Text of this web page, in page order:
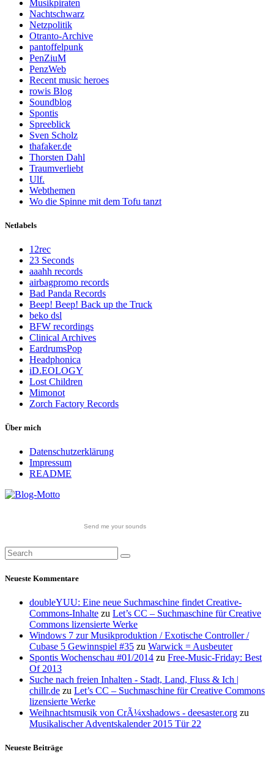
Musikpiraten
Nachtschwarz
Netzpolitik
Otranto-Archive
pantoffelpunk
PenZiuM
PenzWeb
Recent music heroes
rowis Blog
Soundblog
Spontis
Spreeblick
Sven Scholz
thafaker.de
Thorsten Dahl
Traumverliebt
Ulf.
Webthemen
Wo die Spinne mit dem Tofu tanzt
Netlabels
12rec
23 Seconds
aaahh records
airbagpromo records
Bad Panda Records
Beep! Beep! Back up the Truck
beko dsl
BFW recordings
Clinical Archives
EardrumsPop
Headphonica
iD.EOLOGY
Lost Children
Mimonot
Zorch Factory Records
Über mich
Datenschutzerklärung
Impressum
README
Send me your sounds
Neueste Kommentare
doubleYUU: Eine neue Suchmaschine findet Creative-
Commons-Inhalte zu Let’s CC – Suchmaschine für Creative
Commons lizensierte Werke
Windows 7 zur Musikproduktion / Exotische Controller /
Cubase 5 Gewinnspiel #35 zu Warwick = Ausbeuter
Spontis Wochenschau #01/2014 zu Free-Music-Friday: Best
Of 2013
Suche nach freien Inhalten - Stadt, Land, Fluss & Ich |
chillr.de zu Let’s CC – Suchmaschine für Creative Commons
lizensierte Werke
Weihnachtsmusik von CrÃ¼xshadows - deesaster.org zu
Musikalischer Adventskalender 2015 Tür 22
Neueste Beiträge